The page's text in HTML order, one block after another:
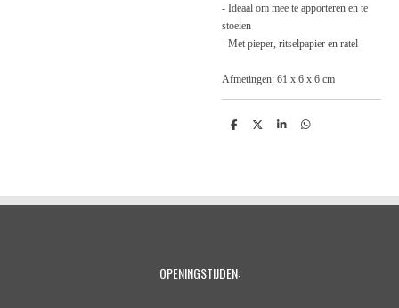
- Ideaal om mee te apporteren en te
stoeien
- Met pieper, ritselpapier en ratel
Afmetingen: 61 x 6 x 6 cm
D
D
S
D
OPENINGSTIJDEN: